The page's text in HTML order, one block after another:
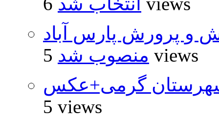
و پرورش پارس آباد
منصوب شد 5 views
گرمی+عکس
5 views